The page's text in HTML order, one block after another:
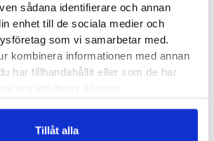
sådana identifierare och annan
enhet till de sociala medier och
som vi samarbetar med.
kombinera informationen med annan
har tillhandahållit eller som de har
använt deras tjänster.
Tillåt alla